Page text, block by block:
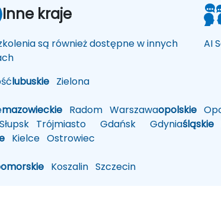
lubuskie Zielona
mazowieckie Radom Warszawaopolskie
Trójmiasto Gdańsk Gdyniaśląskie
Kielce Ostrowiec
Koszalin Szczecin
Inne kraje
są również dostępne w innych
AI